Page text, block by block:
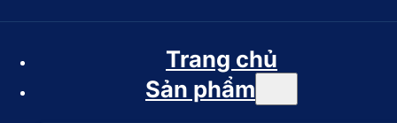
Trang chủ
Sản phẩm